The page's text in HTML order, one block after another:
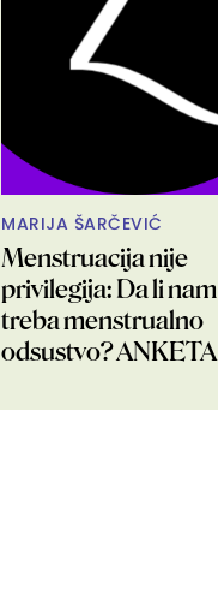
MARIJA ŠARČEVIĆ
Menstruacija nije
privilegija: Da li nam
treba menstrualno
odsustvo? ANKETA